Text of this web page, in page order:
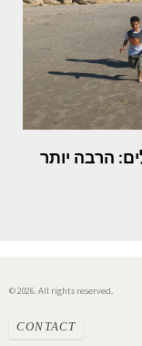
הרבה יותר
© 2026. All rights reserved.
CONTACT